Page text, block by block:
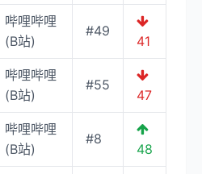
哔哩哔哩
(B站)
#49
41
哔哩哔哩
(B站)
#55
47
哔哩哔哩
(B站)
#8
48